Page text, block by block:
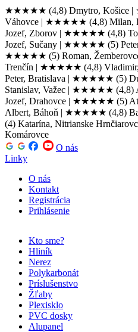
★★★★★ (4,8) Dmytro, Košice |
Váhovce | ★★★★★ (4,8) Milan,
Jozef, Zborov | ★★★★★ (4,8)
Jozef, Sučany | ★★★★★ (5)
★★★★★ (5) Roman,
Trenčín | ★★★★★ (4,8)
Peter, Bratislava | ★★★★★ (5)
Stanislav, Važec | ★★★★★ (4,8)
Jozef, Drahovce | ★★★★★ (5)
Albert, Báhoň | ★★★★★ (4,8)
(4) Katarína, Nitrianske
Komárovce
O nás
Linky
O nás
Kontakt
Registrácia
Prihlásenie
Kto sme?
Hliník
Nerez
Polykarbonát
Príslušenstvo
Žľaby
Plexisklo
PVC dosky
Alupanel